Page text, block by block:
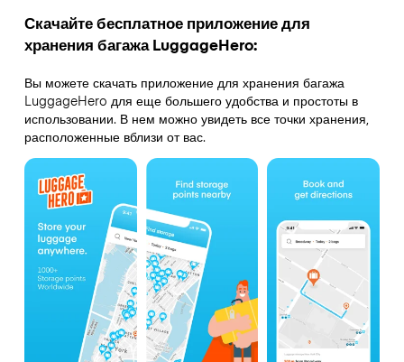
Скачайте бесплатное приложение для
хранения багажа LuggageHero:
Вы можете скачать приложение для хранения багажа
LuggageHero для еще большего удобства и простоты в
использовании. В нем можно увидеть все точки хранения,
расположенные вблизи от вас.